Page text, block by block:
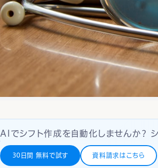
AIでシフト作成を自動化しませんか？
30日間 無料で試す 資料請求はこちら